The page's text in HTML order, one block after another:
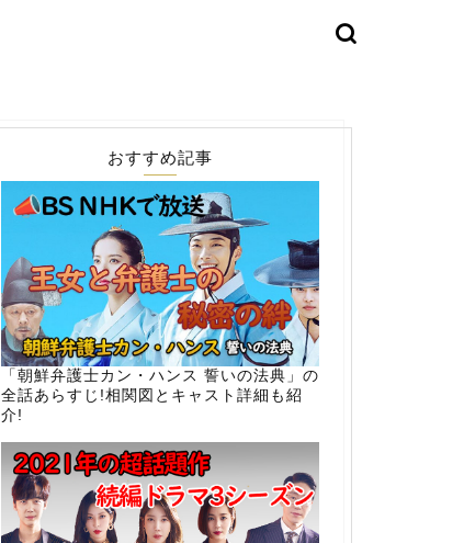
おすすめ記事
「朝鮮弁護士カン・ハンス 誓いの法典」の
全話あらすじ!相関図とキャスト詳細も紹
介!